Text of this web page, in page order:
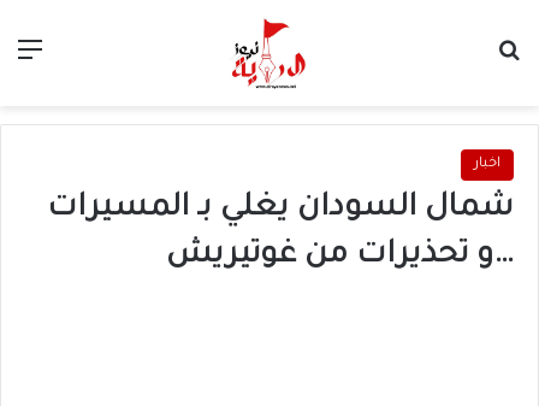
اخبار
شمال السودان يغلي بـ المسيرات
…و تحذيرات من غوتيريش